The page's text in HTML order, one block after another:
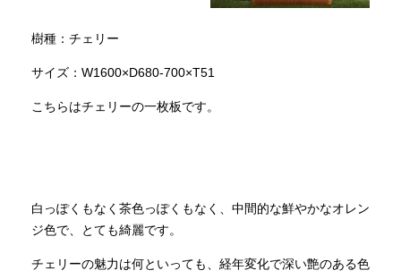
樹種：チェリー
サイズ：W1600×D680-700×T51
こちらはチェリーの一枚板です。
白っぽくもなく茶色っぽくもなく、中間的な鮮やかなオレン
ジ色で、とても綺麗です。
チェリーの魅力は何といっても、経年変化で深い艶のある色